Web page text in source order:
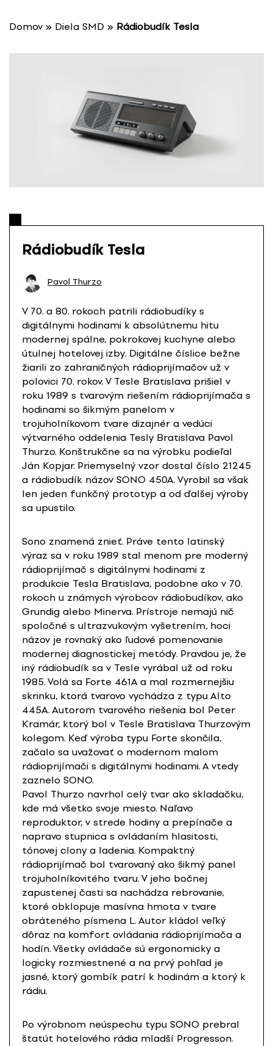
Domov » Diela SMD » Rádiobudík Tesla
Rádiobudík Tesla
Pavol Thurzo
V 70. a 80. rokoch patrili rádiobudíky s
digitálnymi hodinami k absolútnemu hitu
modernej spálne, pokrokovej kuchyne alebo
útulnej hotelovej izby. Digitálne číslice bežne
žiarili zo zahraničných rádioprijímačov už v
polovici 70. rokov. V Tesle Bratislava prišiel v
roku 1989 s tvarovým riešením rádioprijímača s
hodinami so šikmým panelom v
trojuholníkovom tvare dizajnér a vedúci
výtvarného oddelenia Tesly Bratislava Pavol
Thurzo. Konštrukčne sa na výrobku podieľal
Ján Kopjar. Priemyselný vzor dostal číslo 21245
a rádiobudík názov SONO 450A. Vyrobil sa však
len jeden funkčný prototyp a od ďalšej výroby
sa upustilo.
Sono znamená znieť. Práve tento latinský
výraz sa v roku 1989 stal menom pre moderný
rádioprijímač s digitálnymi hodinami z
produkcie Tesla Bratislava, podobne ako v 70.
rokoch u známych výrobcov rádiobudíkov, ako
Grundig alebo Minerva. Prístroje nemajú nič
spoločné s ultrazvukovým vyšetrením, hoci
názov je rovnaký ako ľudové pomenovanie
modernej diagnostickej metódy. Pravdou je, že
iný rádiobudík sa v Tesle vyrábal už od roku
1985. Volá sa Forte 461A a mal rozmernejšiu
skrinku, ktorá tvarovo vychádza z typu Alto
445A. Autorom tvarového riešenia bol Peter
Kramár, ktorý bol v Tesle Bratislava Thurzovým
kolegom. Keď výroba typu Forte skončila,
začalo sa uvažovať o modernom malom
rádioprijímači s digitálnymi hodinami. A vtedy
zaznelo SONO.
Pavol Thurzo navrhol celý tvar ako skladačku,
kde má všetko svoje miesto. Naľavo
reproduktor, v strede hodiny a prepínače a
napravo stupnica s ovládaním hlasitosti,
tónovej clony a ladenia. Kompaktný
rádioprijímač bol tvarovaný ako šikmý panel
trojuholníkovitého tvaru. V jeho bočnej
zapustenej časti sa nachádza rebrovanie,
ktoré obklopuje masívna hmota v tvare
obráteného písmena L. Autor kládol veľký
dôraz na komfort ovládania rádioprijímača a
hodín. Všetky ovládače sú ergonomicky a
logicky rozmiestnené a na prvý pohľad je
jasné, ktorý gombík patrí k hodinám a ktorý k
rádiu.
Po výrobnom neúspechu typu SONO prebral
štatút hotelového rádia mladší Progresson.